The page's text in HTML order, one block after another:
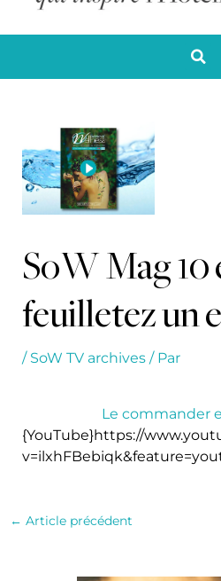
SoW Mag 10
feuilletez un
/ SoW TV archives/ Par
Le commander
{YouTube}https://
← Article précédent